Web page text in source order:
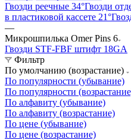
Гвозди реечные 34°Гвозди
в пластиковой кассете 21°
—
Микрошпилька Omer Pins 6
Гвозди STF-FBF штифт 18GA
Фильтр
По умолчанию (возрастание)
По популярности (убывание)
По популярности
По алфавиту (убывание)
По алфавиту (возрастание)
По цене (убывание)
По цене (возрастание)